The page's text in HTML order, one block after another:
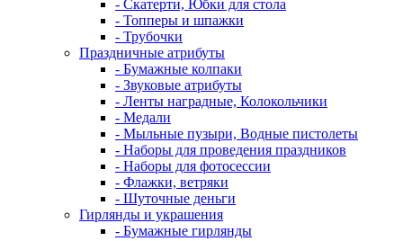
- Скатерти, Юбки для стола
- Топперы и шпажки
- Трубочки
Праздничные атрибуты
- Бумажные колпаки
- Звуковые атрибуты
- Ленты наградные, Колокольчики
- Медали
- Мыльные пузыри, Водные пистолеты
- Наборы для проведения праздников
- Наборы для фотосессии
- Флажки, ветряки
- Шуточные деньги
Гирлянды и украшения
- Бумажные гирлянды